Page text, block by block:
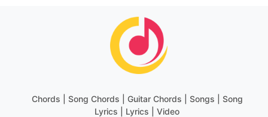
Chords | Song Chords | Guitar Chords | Songs | Song
Lyrics | Lyrics | Video